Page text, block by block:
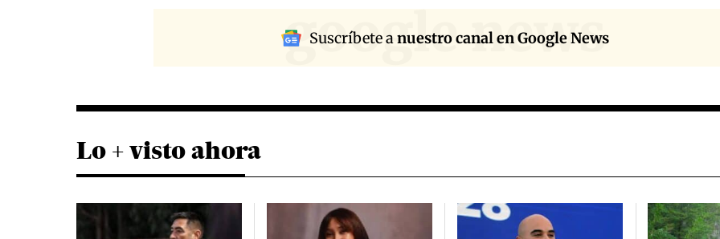
google news
Suscríbete anuestro canal en Google News
Lo + visto ahora